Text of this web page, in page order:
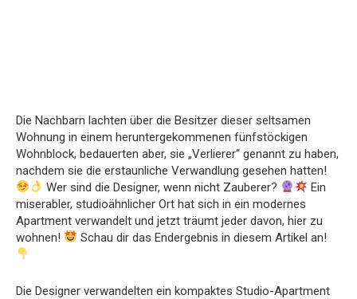
Die Nachbarn lachten über die Besitzer dieser seltsamen
Wohnung in einem heruntergekommenen fünfstöckigen
Wohnblock, bedauerten aber, sie „Verlierer“ genannt zu haben,
nachdem sie die erstaunliche Verwandlung gesehen hatten!
Wer sind die Designer, wenn nicht Zauberer?
Ein
miserabler, studioähnlicher Ort hat sich in ein modernes
Apartment verwandelt und jetzt träumt jeder davon, hier zu
wohnen!
Schau dir das Endergebnis in diesem Artikel an!
Die Designer verwandelten ein kompaktes Studio-Apartment